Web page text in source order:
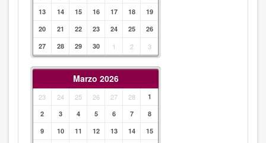
13
14 15 16 17 18
19
20
21 22 23 24 25
26
27
28 29 30 1 2 3
Marzo 2026
23 24 25 26 27 28
1
2
3 4 5 6 7
8
9
10 11 12 13 14
15